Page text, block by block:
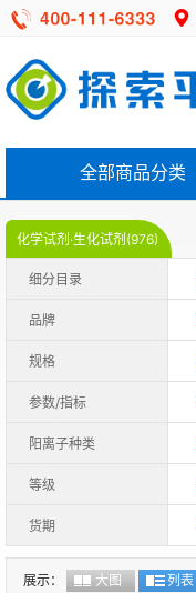
全部商品分类
化学试剂·生化试剂(976)
细分目录
品牌
规格
参数/指标
阳离子种类
等级
货期
展示： 大图 列表